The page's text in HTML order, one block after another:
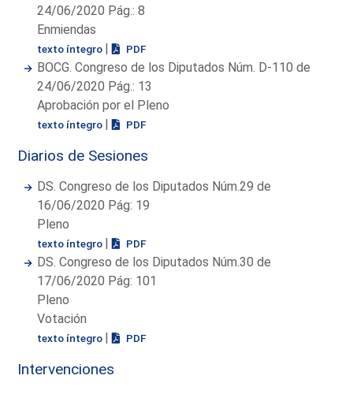
24/06/2020 Pág.: 8
Enmiendas
texto íntegro | PDF
BOCG. Congreso de los Diputados Núm. D-110 de
24/06/2020 Pág.: 13
Aprobación por el Pleno
texto íntegro | PDF
Diarios de Sesiones
DS. Congreso de los Diputados Núm.29 de
16/06/2020 Pág: 19
Pleno
texto íntegro | PDF
DS. Congreso de los Diputados Núm.30 de
17/06/2020 Pág: 101
Pleno
Votación
texto íntegro | PDF
Intervenciones